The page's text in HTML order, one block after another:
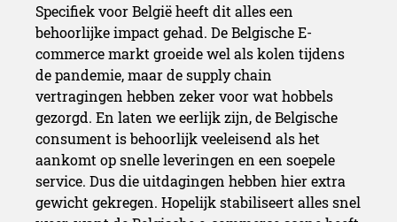
Specifiek voor België heeft dit alles een
behoorlijke impact gehad. De Belgische E-
commerce markt groeide wel als kolen tijdens
de pandemie, maar de supply chain
vertragingen hebben zeker voor wat hobbels
gezorgd. En laten we eerlijk zijn, de Belgische
consument is behoorlijk veeleisend als het
aankomt op snelle leveringen en een soepele
service. Dus die uitdagingen hebben hier extra
gewicht gekregen. Hopelijk stabiliseert alles snel